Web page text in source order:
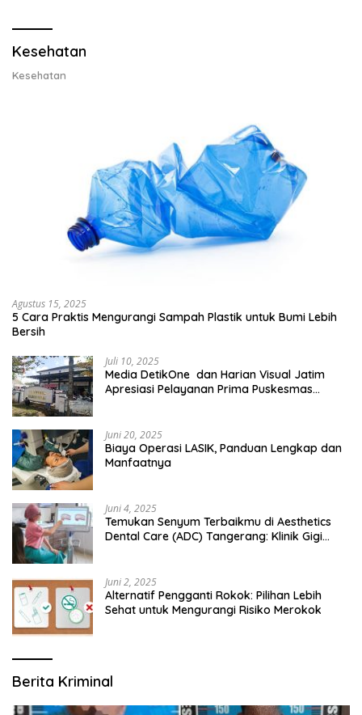
Kesehatan
Kesehatan
Agustus 15, 2025
5 Cara Praktis Mengurangi Sampah Plastik untuk Bumi Lebih
Bersih
Juli 10, 2025
Media DetikOne dan Harian Visual Jatim
Apresiasi Pelayanan Prima Puskesmas
Juni 20, 2025
Biaya Operasi LASIK, Panduan Lengkap dan
Manfaatnya
Juni 4, 2025
Temukan Senyum Terbaikmu di Aesthetics
Dental Care (ADC) Tangerang: Klinik Gigi
Juni 2, 2025
Alternatif Pengganti Rokok: Pilihan Lebih
Sehat untuk Mengurangi Risiko Merokok
Berita Kriminal